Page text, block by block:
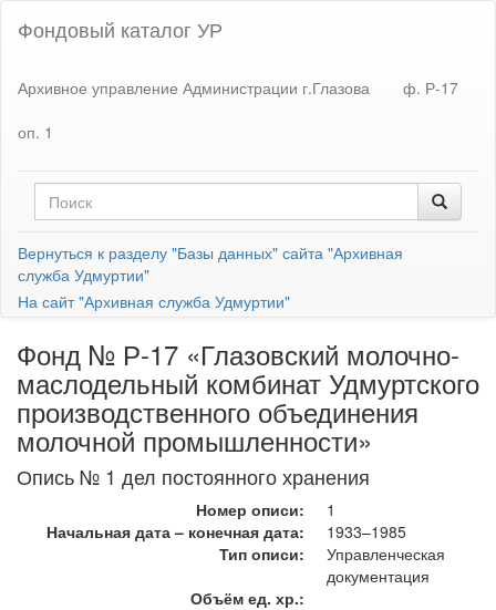
Фондовый каталог УР
Архивное управление Администрации г.Глазова
ф. Р-17
оп. 1
Вернуться к разделу "Базы данных" сайта "Архивная
служба Удмуртии"
На сайт "Архивная служба Удмуртии"
Фонд № Р-17 «Глазовский молочно-
маслодельный комбинат Удмуртского
производственного объединения
молочной промышленности»
Опись № 1 дел постоянного хранения
Номер описи:
1
Начальная дата – конечная дата:
1933–1985
Тип описи:
Управленческая
документация
Объём ед. хр.: